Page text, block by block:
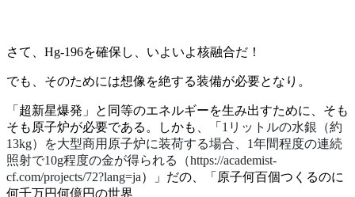
さて、Hg-196を確保し、いよいよ核融合だ！
でも、そのためには想像を絶する装備が必要となり。
「超新星爆発」と同等のエネルギーを生み出すために、そも
そも原子炉が必要である。しかも、「 1リットルの水銀（約
13kg）を大型商用原子炉に装荷する場合、1年間程度の連続
照射で10g程度の金が得られる（https://academist-
cf.com/projects/72?lang=ja）」だの、「原子何百個つくるのに
何千万円何億円の世界